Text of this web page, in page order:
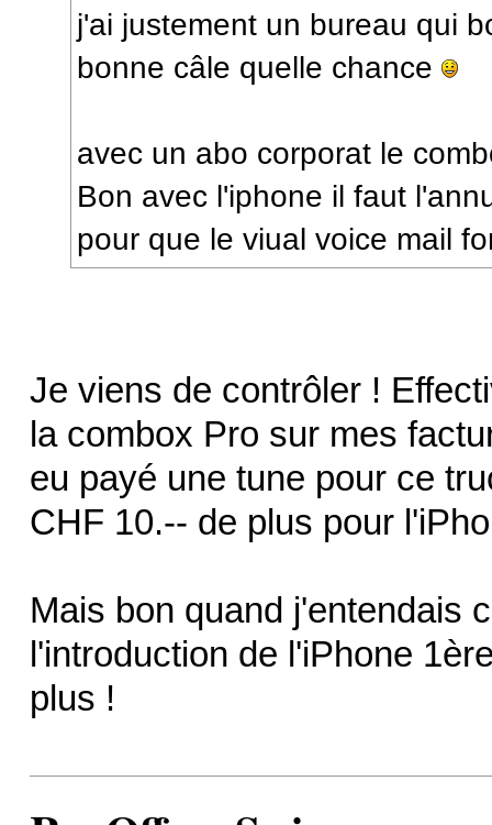
j'ai justement un bureau qui
bonne câle quelle chance
avec un abo corporat le
Bon avec l'iphone il faut
pour que le viual voice mail
Je viens de contrôler !
la combox Pro sur mes
eu payé une tune pour ce
CHF 10.-- de plus pour
Mais bon quand j'entendais
l'introduction de l'iPhone
plus !